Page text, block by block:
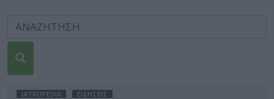
IATROPEDIA ΕΙΔΗΣΕΙΣ